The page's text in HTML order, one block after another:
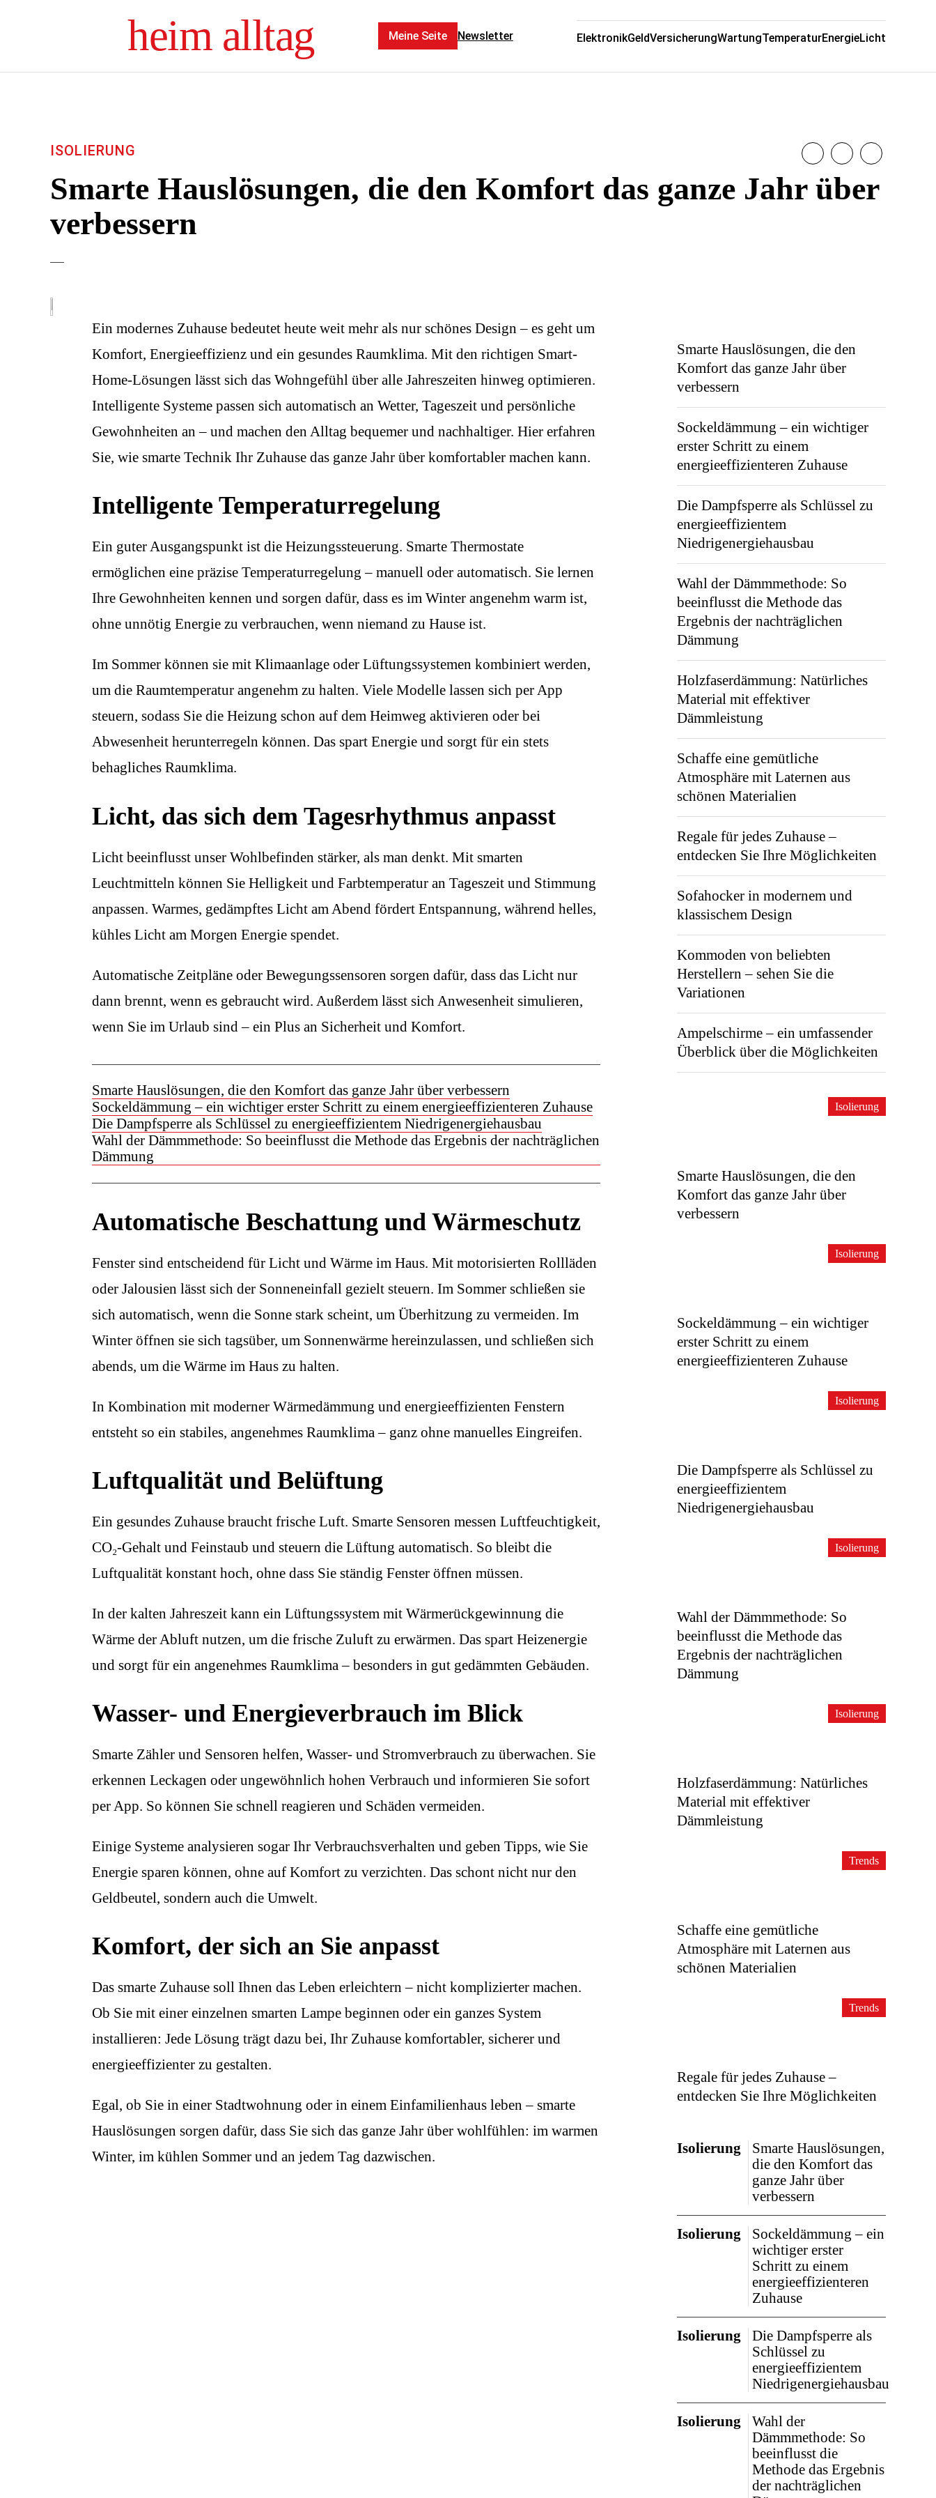
heim alltag ElektronikGeldVersicherungWartungTemperaturEnergieLicht
Meine Seite Newsletter
Smarte Hauslösungen, die den Komfort das ganze Jahr über
verbessern
ISOLIERUNG
Ein modernes Zuhause bedeutet heute weit mehr als nur schönes Design – es geht um
Komfort, Energieeffizienz und ein gesundes Raumklima. Mit den richtigen Smart-
Home-Lösungen lässt sich das Wohngefühl über alle Jahreszeiten hinweg optimieren.
Intelligente Systeme passen sich automatisch an Wetter, Tageszeit und persönliche
Gewohnheiten an – und machen den Alltag bequemer und nachhaltiger. Hier erfahren
Sie, wie smarte Technik Ihr Zuhause das ganze Jahr über komfortabler machen kann.
Intelligente Temperaturregelung
Ein guter Ausgangspunkt ist die Heizungssteuerung. Smarte Thermostate
ermöglichen eine präzise Temperaturregelung – manuell oder automatisch. Sie lernen
Ihre Gewohnheiten kennen und sorgen dafür, dass es im Winter angenehm warm ist,
ohne unnötig Energie zu verbrauchen, wenn niemand zu Hause ist.
Im Sommer können sie mit Klimaanlage oder Lüftungssystemen kombiniert werden,
um die Raumtemperatur angenehm zu halten. Viele Modelle lassen sich per App
steuern, sodass Sie die Heizung schon auf dem Heimweg aktivieren oder bei
Abwesenheit herunterregeln können. Das spart Energie und sorgt für ein stets
behagliches Raumklima.
Licht, das sich dem Tagesrhythmus anpasst
Licht beeinflusst unser Wohlbefinden stärker, als man denkt. Mit smarten
Leuchtmitteln können Sie Helligkeit und Farbtemperatur an Tageszeit und Stimmung
anpassen. Warmes, gedämpftes Licht am Abend fördert Entspannung, während helles,
kühles Licht am Morgen Energie spendet.
Automatische Zeitpläne oder Bewegungssensoren sorgen dafür, dass das Licht nur
dann brennt, wenn es gebraucht wird. Außerdem lässt sich Anwesenheit simulieren,
wenn Sie im Urlaub sind – ein Plus an Sicherheit und Komfort.
Smarte Hauslösungen, die den Komfort das ganze Jahr über verbessern
Sockeldämmung – ein wichtiger erster Schritt zu einem energieeffizienteren Zuhause
Die Dampfsperre als Schlüssel zu energieeffizientem Niedrigenergiehausbau
Wahl der Dämmmethode: So beeinflusst die Methode das Ergebnis der nachträglichen
Dämmung
Automatische Beschattung und Wärmeschutz
Fenster sind entscheidend für Licht und Wärme im Haus. Mit motorisierten Rollläden
oder Jalousien lässt sich der Sonneneinfall gezielt steuern. Im Sommer schließen sie
sich automatisch, wenn die Sonne stark scheint, um Überhitzung zu vermeiden. Im
Winter öffnen sie sich tagsüber, um Sonnenwärme hereinzulassen, und schließen sich
abends, um die Wärme im Haus zu halten.
In Kombination mit moderner Wärmedämmung und energieeffizienten Fenstern
entsteht so ein stabiles, angenehmes Raumklima – ganz ohne manuelles Eingreifen.
Luftqualität und Belüftung
Ein gesundes Zuhause braucht frische Luft. Smarte Sensoren messen Luftfeuchtigkeit,
CO₂-Gehalt und Feinstaub und steuern die Lüftung automatisch. So bleibt die
Luftqualität konstant hoch, ohne dass Sie ständig Fenster öffnen müssen.
In der kalten Jahreszeit kann ein Lüftungssystem mit Wärmerückgewinnung die
Wärme der Abluft nutzen, um die frische Zuluft zu erwärmen. Das spart Heizenergie
und sorgt für ein angenehmes Raumklima – besonders in gut gedämmten Gebäuden.
Wasser- und Energieverbrauch im Blick
Smarte Zähler und Sensoren helfen, Wasser- und Stromverbrauch zu überwachen. Sie
erkennen Leckagen oder ungewöhnlich hohen Verbrauch und informieren Sie sofort
per App. So können Sie schnell reagieren und Schäden vermeiden.
Einige Systeme analysieren sogar Ihr Verbrauchsverhalten und geben Tipps, wie Sie
Energie sparen können, ohne auf Komfort zu verzichten. Das schont nicht nur den
Geldbeutel, sondern auch die Umwelt.
Komfort, der sich an Sie anpasst
Das smarte Zuhause soll Ihnen das Leben erleichtern – nicht komplizierter machen.
Ob Sie mit einer einzelnen smarten Lampe beginnen oder ein ganzes System
installieren: Jede Lösung trägt dazu bei, Ihr Zuhause komfortabler, sicherer und
energieeffizienter zu gestalten.
Egal, ob Sie in einer Stadtwohnung oder in einem Einfamilienhaus leben – smarte
Hauslösungen sorgen dafür, dass Sie sich das ganze Jahr über wohlfühlen: im warmen
Winter, im kühlen Sommer und an jedem Tag dazwischen.
Smarte Hauslösungen, die den
Komfort das ganze Jahr über
verbessern
Sockeldämmung – ein wichtiger
erster Schritt zu einem
energieeffizienteren Zuhause
Die Dampfsperre als Schlüssel zu
energieeffizientem
Niedrigenergiehausbau
Wahl der Dämmmethode: So
beeinflusst die Methode das
Ergebnis der nachträglichen
Dämmung
Holzfaserdämmung: Natürliches
Material mit effektiver
Dämmleistung
Schaffe eine gemütliche
Atmosphäre mit Laternen aus
schönen Materialien
Regale für jedes Zuhause –
entdecken Sie Ihre Möglichkeiten
Sofahocker in modernem und
klassischem Design
Kommoden von beliebten
Herstellern – sehen Sie die
Variationen
Ampelschirme – ein umfassender
Überblick über die Möglichkeiten
Smarte Hauslösungen, die den
Komfort das ganze Jahr über
verbessern
Isolierung
Sockeldämmung – ein wichtiger
erster Schritt zu einem
energieeffizienteren Zuhause
Isolierung
Die Dampfsperre als Schlüssel zu
energieeffizientem
Niedrigenergiehausbau
Isolierung
Wahl der Dämmmethode: So
beeinflusst die Methode das
Ergebnis der nachträglichen
Dämmung
Isolierung
Holzfaserdämmung: Natürliches
Material mit effektiver
Dämmleistung
Isolierung
Schaffe eine gemütliche
Atmosphäre mit Laternen aus
schönen Materialien
Trends
Regale für jedes Zuhause –
entdecken Sie Ihre Möglichkeiten
Trends
Smarte Hauslösungen,
die den Komfort das
ganze Jahr über
verbessern
Isolierung
Sockeldämmung – ein
wichtiger erster
Schritt zu einem
energieeffizienteren
Zuhause
Isolierung
Die Dampfsperre als
Schlüssel zu
energieeffizientem
Niedrigenergiehausbau
Isolierung
Wahl der
Dämmmethode: So
beeinflusst die
Methode das Ergebnis
der nachträglichen
Isolierung